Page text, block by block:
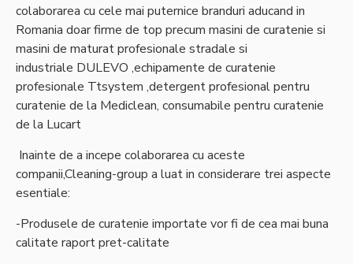
colaborarea cu cele mai puternice branduri aducand in
Romania doar firme de top precum masini de curatenie si
masini de maturat profesionale stradale si
industriale DULEVO ,echipamente de curatenie
profesionale Ttsystem ,detergent profesional pentru
curatenie de la Mediclean, consumabile pentru curatenie
de la Lucart
Inainte de a incepe colaborarea cu aceste
companii,Cleaning-group a luat in considerare trei aspecte
esentiale:
-Produsele de curatenie importate vor fi de cea mai buna
calitate raport pret-calitate